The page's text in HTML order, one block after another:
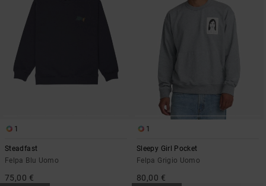
1
Steadfast
Felpa Blu Uomo
75,00 €
1
Sleepy Girl Pocket
Felpa Grigio Uomo
80,00 €